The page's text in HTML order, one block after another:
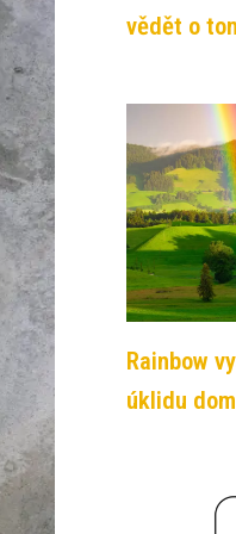
vědět o
Rainbow
úklidu